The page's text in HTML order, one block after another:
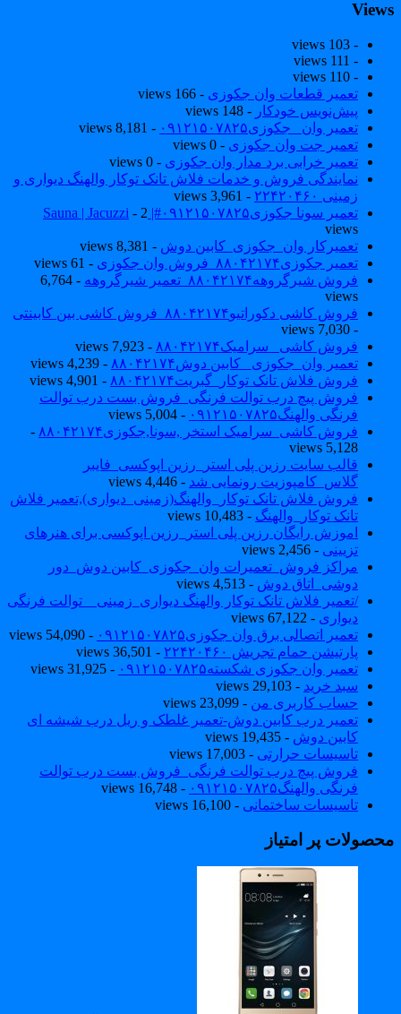
- 103 views
- 111 views
- 110 views
تعمیر قطعات وان جکوزی - 166 views
پیش‌نویس خودکار- 148 views
تعمیر وان _جکوزی۰۹۱۲۱۵۰۷۸۲۵
- 8,181 views
تعمیر جت وان جکوزی - 0 views
تعمیر خرابی برد مدار وان جکوزی - 0 views
نمایندگی فروش و خدمات فلاش تانک توکار والهنگ دیواری و
زمینی ۲۲۴۲۰۴۶۰
- 3,961 views
تعمیر سونا جکوزی۰۹۱۲۱۵۰۷۸۲۵#| Sauna | Jacuzzi
- 2
views
تعمیرکار وان_جکوزی_کابین دوش- 8,381 views
تعمیر جکوزی۸۸۰۴۲۱۷۴_فروش وان جکوزی
- 61 views
فروش شیرگروهه۸۸۰۴۲۱۷۴_تعمیر شیرگروهه
- 6,764
views
فروش کاشی دکوراتیو۸۸۰۴۲۱۷۴_فروش کاشی بین کابینتی
فروش کاشی _سرامیک۸۸۰۴۲۱۷۴
- 7,923 views
تعمیر وان_جکوزی_ کابین دوش۸۸۰۴۲۱۷۴
- 4,239 views
فروش فلاش تانک توکار_گبریت۸۸۰۴۲۱۷۴
- 4,901 views
فروش پیچ درب توالت فرنگی_فروش بست درب توالت
فرنگی والهنگ۰۹۱۲۱۵۰۷۸۲۵
- 5,004 views
فروش کاشی_سرامیک استخر ,سونا,جکوزی۸۸۰۴۲۱۷۴
-
5,128 views
قالب سایت رزین پلی استر_رزین اپوکسی_فایبر
گلاس_کامپوزیت رونمایی شد- 4,446 views
فروش فلاش تانک توکار_والهنگ(زمینی_دیواری),تعمیر فلاش
تانک توکار_والهنگ- 10,483 views
اموزش رایگان رزین پلی استر_رزین اپوکسی برای هنرهای
تزیینی- 2,456 views
مراکز فروش_تعمیرات وان_جکوزی_کابین دوش_دور
دوشی_اتاق دوش- 4,513 views
/تعمیر فلاش تانک توکار والهنگ دیواری_زمینی _ توالت فرنگی
دیواری - 67,122 views
تعمیر اتصالی برق وان جکوزی۰۹۱۲۱۵۰۷۸۲۵
- 54,090 views
پارتیشن حمام تجریش ۲۲۴۲۰۴۶۰
- 36,501 views
تعمیر وان جکوزی شکسته۰۹۱۲۱۵۰۷۸۲۵
- 31,925 views
سبد خرید - 29,103 views
حساب کاربری من- 23,099 views
تعمیر درب کابین دوش-تعمیر غلطک و ریل درب شیشه ای
کابین دوش- 19,435 views
تاسیسات حرارتی- 17,003 views
فروش پیچ درب توالت فرنگی_فروش بست درب توالت
فرنگی والهنگ۰۹۱۲۱۵۰۷۸۲۵
- 16,748 views
تاسیسات ساختمانی- 16,100 views
پر امتیاز